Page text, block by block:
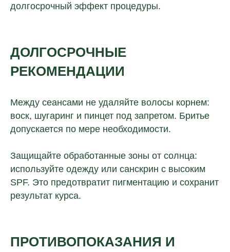
долгосрочный эффект процедуры.
ДОЛГОСРОЧНЫЕ
РЕКОМЕНДАЦИИ
Между сеансами не удаляйте волосы корнем:
воск, шугаринг и пинцет под запретом. Бритье
допускается по мере необходимости.
Защищайте обработанные зоны от солнца:
используйте одежду или санскрин с высоким
SPF. Это предотвратит пигментацию и сохранит
результат курса.
ПРОТИВОПОКАЗАНИЯ И
информацию уточняйте у менеджеров.